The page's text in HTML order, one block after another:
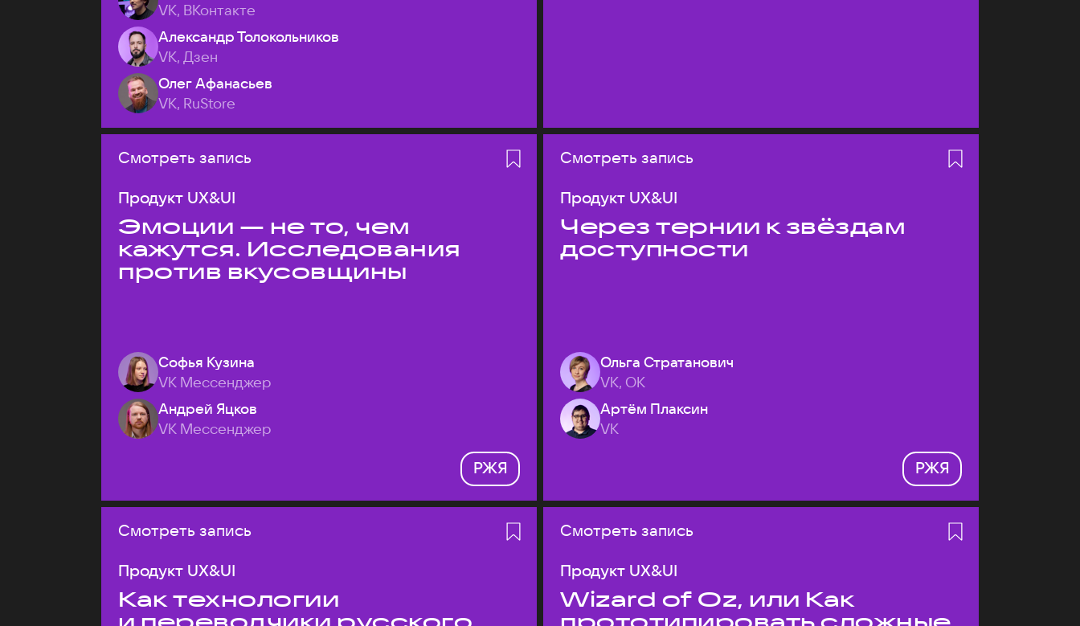
VK, ВКонтакте
Александр Толокольников
VK, Дзен
Олег Афанасьев
VK, RuStore
Смотреть запись
Продукт UX&UI
Эмоции — не то, чем
кажутся. Исследования
против вкусовщины
Софья Кузина
VK Мессенджер
Андрей Яцков
VK Мессенджер
РЖЯ
Смотреть запись
Продукт UX&UI
Через тернии к звёздам
доступности
Ольга Стратанович
VK, ОК
Артём Плаксин
VK
РЖЯ
Смотреть запись
Продукт UX&UI
Как технологии
Смотреть запись
Продукт UX&UI
Wizard of Oz, или Как